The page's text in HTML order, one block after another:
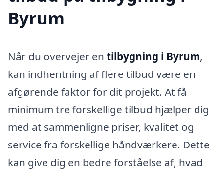
Byrum
Når du overvejer en tilbygning i Byrum,
kan indhentning af flere tilbud være en
afgørende faktor for dit projekt. At få
minimum tre forskellige tilbud hjælper dig
med at sammenligne priser, kvalitet og
service fra forskellige håndværkere. Dette
kan give dig en bedre forståelse af, hvad